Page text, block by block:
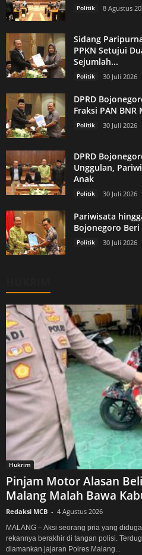
Politik 8 Agustus
Sidang
PPKN Setujui
Sejumlah...
Politik 30 Juli 2026
DPRD
Fraksi PAN
Politik 30 Juli 2026
DPRD
Unggulan,
Anak
Politik 30 Juli 2026
Pariwisata
Bojonegoro
Politik 30 Juli 2026
Hukrim
Pinjam Motor Alasan
Malang Malah Bawa
Redaksi MCB - 4 Agustus 2026
MALANG – Aksi seorang pria yang
rekannya berakhir di tangan polisi.
diamankan jajaran Polres Malang...